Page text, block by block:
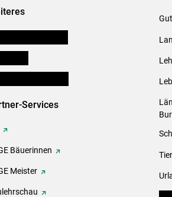
Services
Bäuerinnen
Meister